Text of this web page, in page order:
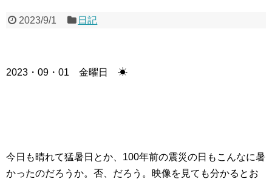
2023/9/1 日記
2023・09・01 金曜日 ☀
今日も晴れて猛暑日とか、100年前の震災の日もこんなに暑
かったのだろうか。否、だろう。映像を見ても分かるとお